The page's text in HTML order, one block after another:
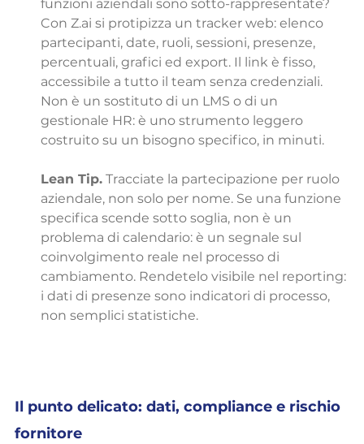
funzioni aziendali sono sotto-rappresentate?
Con Z.ai si protipizza un tracker web: elenco
partecipanti, date, ruoli, sessioni, presenze,
percentuali, grafici ed export. Il link è fisso,
accessibile a tutto il team senza credenziali.
Non è un sostituto di un LMS o di un
gestionale HR: è uno strumento leggero
costruito su un bisogno specifico, in minuti.
Lean Tip. Tracciate la partecipazione per ruolo
aziendale, non solo per nome. Se una funzione
specifica scende sotto soglia, non è un
problema di calendario: è un segnale sul
coinvolgimento reale nel processo di
cambiamento. Rendetelo visibile nel reporting:
i dati di presenze sono indicatori di processo,
non semplici statistiche.
Il punto delicato: dati, compliance e rischio
fornitore